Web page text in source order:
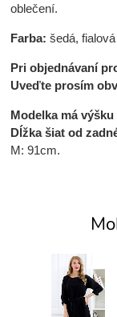
oblečení.
Farba: šedá,
Pri objednávaní
Uveďte prosím
Modelka má
Dĺžka šiat od
M: 91cm.